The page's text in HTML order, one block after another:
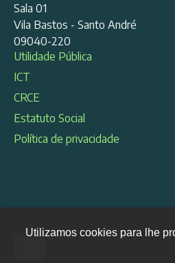
Sala 01
Vila Bastos - Santo André
09040-220
Utilidade Pública
ICT
CRCE
Estatuto Social
Política de privacidade
Utilizamos cookies para lhe